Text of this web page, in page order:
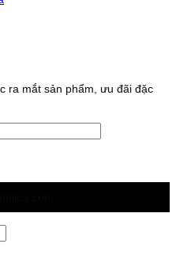
ra mắt sản phẩm, ưu đãi đặc